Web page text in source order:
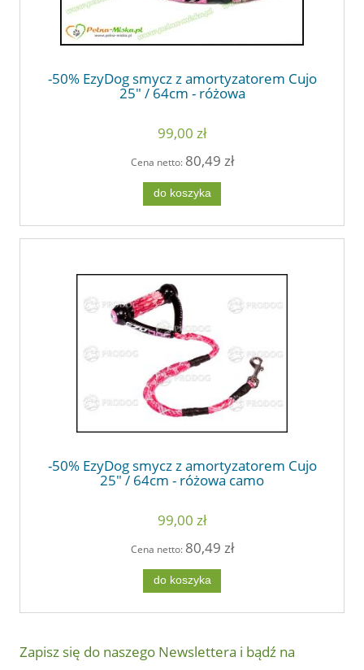
-50% EzyDog smycz z amortyzatorem Cujo
25" / 64cm - różowa
99,00 zł
Cena netto: 80,49 zł
do koszyka
-50% EzyDog smycz z amortyzatorem Cujo
25" / 64cm - różowa camo
99,00 zł
Cena netto: 80,49 zł
do koszyka
Zapisz się do naszego Newslettera i bądź na